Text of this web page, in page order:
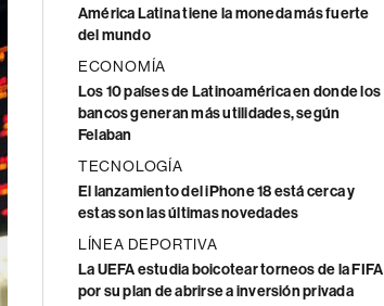
América Latina tiene la moneda más fuerte
del mundo
ECONOMÍA
Los 10 países de Latinoamérica en donde los
bancos generan más utilidades, según
Felaban
TECNOLOGÍA
El lanzamiento del iPhone 18 está cerca y
estas son las últimas novedades
LÍNEA DEPORTIVA
La UEFA estudia boicotear torneos de la FIFA
por su plan de abrirse a inversión privada